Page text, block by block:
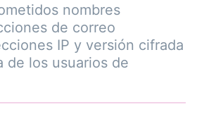
nombres
de correo
IP y versión cifrada
de los usuarios de